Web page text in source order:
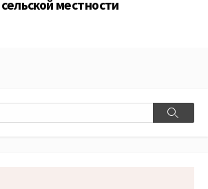
местности
Поиск